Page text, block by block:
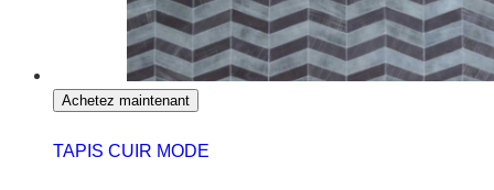
Achetez maintenant
TAPIS CUIR MODE